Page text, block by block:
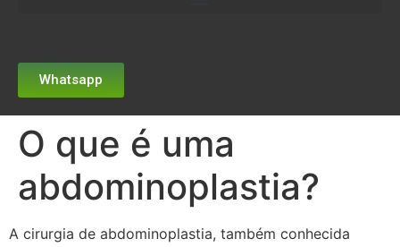
Whatsapp
O que é uma
abdominoplastia?
A cirurgia de abdominoplastia, também conhecida